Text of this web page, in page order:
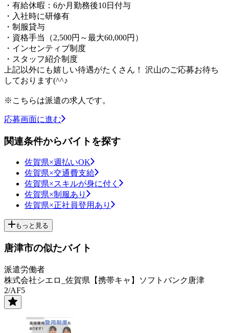
・有給休暇：6か月勤務後10日付与
・入社時に研修有
・制服貸与
・資格手当（2,500円～最大60,000円）
・インセンティブ制度
・スタッフ紹介制度
上記以外にも嬉しい待遇がたくさん！ 沢山のご応募お待ち
しております(^^♪
※こちらは派遣の求人です。
応募画面に進む
関連条件からバイトを探す
佐賀県×週払いOK
佐賀県×交通費支給
佐賀県×スキルが身に付く
佐賀県×制服あり
佐賀県×正社員登用あり
もっと見る
唐津市の似たバイト
派遣労働者
株式会社シエロ_佐賀県【携帯キャ】ソフトバンク唐津
2/AF5